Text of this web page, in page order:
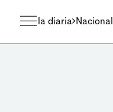
la diaria Nacional